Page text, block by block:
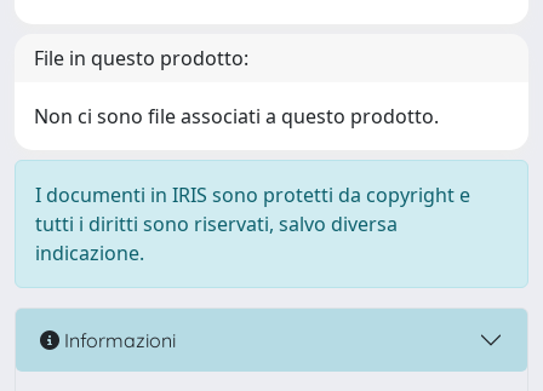
File in questo prodotto:
Non ci sono file associati a questo prodotto.
I documenti in IRIS sono protetti da copyright e
tutti i diritti sono riservati, salvo diversa
indicazione.
Informazioni